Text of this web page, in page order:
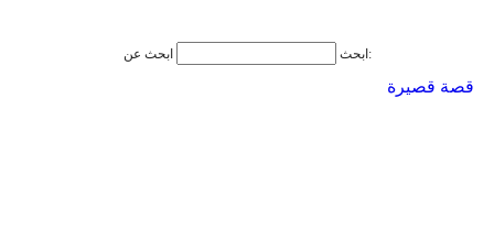
ابحث ابحث عن:
قصة قصيرة